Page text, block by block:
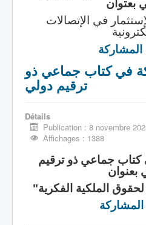
في الإتصالات
المشاركة
في كتاب جماعي ذو
ترقيم دولي
Détails
Publication : 8 novembre
Affichages : 1388
جماعي ذو ترقيم
بعنوان